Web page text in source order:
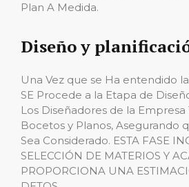
Plan A Medida.
Diseño y
Una Vez que se Ha entendido
SE Procede a la Etapa de
Los Diseñadores de la Empresa
Bocetos y Planos, Asegurando
Sea Considerado. ESTA FASE
SELECCIÓN DE MATERIOS Y
PROPORCIONA UNA